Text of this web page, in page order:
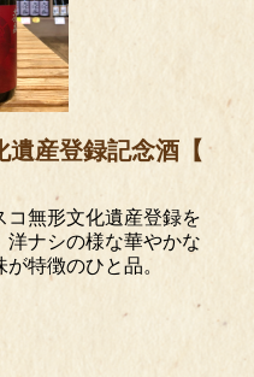
遺産登録記念酒【
コ無形文化遺産登録を
洋ナシの様な華やかな
特徴のひと品。